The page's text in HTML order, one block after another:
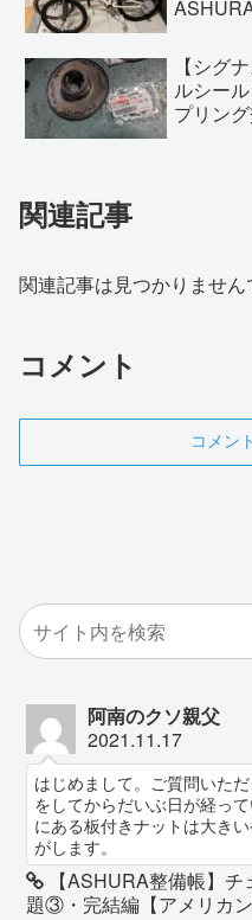
ASHURA
【シグ
ルシー
プリン
関連記事
関連記事は見つかりません
コメント
コメン
阿南のクソ親父
2021.11.17
はじめまして。ご質問いた
をしてからだいぶ日が経っ
にある板付きナットは大き
がします。
【ASHURA整備帳】
題③・完結編【アメリカ